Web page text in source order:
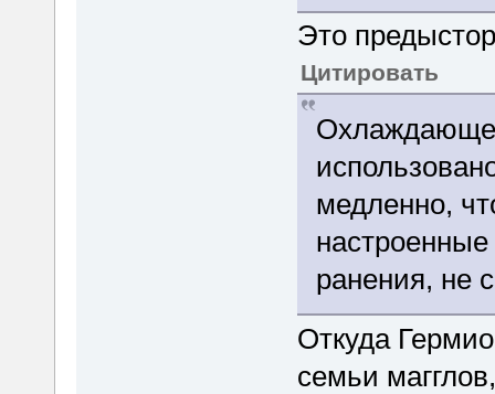
Это
Цитировать
медленно,
ранения, не
Откуда
семьи